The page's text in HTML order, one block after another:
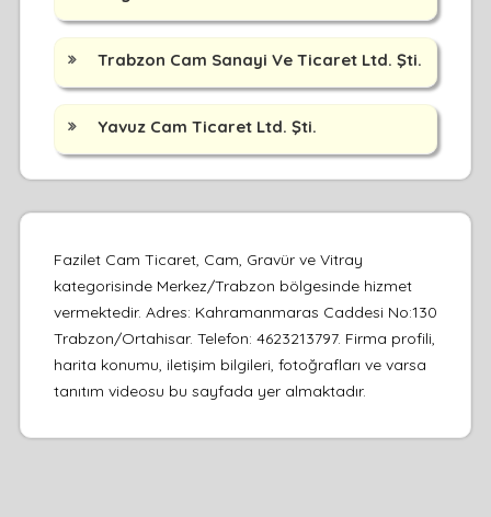
Trabzon Cam Sanayi Ve Ticaret Ltd. Şti.
Yavuz Cam Ticaret Ltd. Şti.
Fazilet Cam Ticaret, Cam, Gravür ve Vitray
kategorisinde Merkez/Trabzon bölgesinde hizmet
vermektedir. Adres: Kahramanmaras Caddesi No:130
Trabzon/Ortahisar. Telefon: 4623213797. Firma profili,
harita konumu, iletişim bilgileri, fotoğrafları ve varsa
tanıtım videosu bu sayfada yer almaktadır.